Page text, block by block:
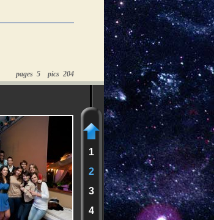
pages 5 pics 204
1
2
3
4